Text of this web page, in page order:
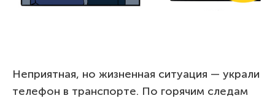
Неприятная, но жизненная ситуация — украли
телефон в транспорте. По горячим следам